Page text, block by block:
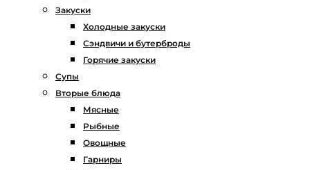
Закуски
Холодные закуски
Сэндвичи и бутерброды
Горячие закуски
Супы
Вторые блюда
Мясные
Рыбные
Овощные
Гарниры